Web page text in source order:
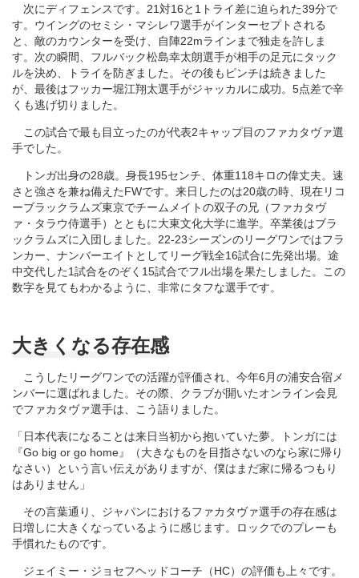
次にディフェンスです。21対16と1トライ差に迫られた39分で
す。ウイングのセミシ・マシレワ選手がインターセプトされる
と、敵のカウンターを受け、自陣22mラインまで独走を許しま
す。次の瞬間、フルバック松島幸太朗選手が相手の足元にタック
ルを決め、トライを防ぎました。その後もピンチは続きました
が、最後はフッカー堀江翔太選手がジャッカルに成功。5点差で辛
くも逃げ切りました。
この試合で最も目立ったのが代表2キャップ目のファカタヴァ選
手でした。
トンガ出身の28歳。身長195センチ、体重118キロの偉丈夫。速
さと強さを兼ね備えたFWです。来日したのは20歳の時、現在リコ
ーブラックラムズ東京でチームメイトの双子の兄（ファカタヴ
ァ・タラウ侍選手）とともに大東文化大学に進学。卒業後はブラ
ックラムズに入団しました。22-23シーズンのリーグワンではフラ
ンカー、ナンバーエイトとしてリーグ戦全16試合に先発出場。途
中交代した1試合をのぞく15試合でフル出場を果たしました。この
数字を見てもわかるように、非常にタフな選手です。
大きくなる存在感
こうしたリーグワンでの活躍が評価され、今年6月の浦安合宿メ
ンバーに選ばれました。その際、クラブが開いたオンライン会見
でファカタヴァ選手は、こう語りました。
「日本代表になることは来日当初から抱いていた夢。トンガには
『Go big or go home』（大きなものを目指さないのなら家に帰り
なさい）という言い伝えがありますが、僕はまだ家に帰るつもり
はありません」
その言葉通り、ジャパンにおけるファカタヴァ選手の存在感は
日増しに大きくなっているように感じます。ロックでのプレーも
手慣れたものです。
ジェイミー・ジョセフヘッドコーチ（HC）の評価も上々です。